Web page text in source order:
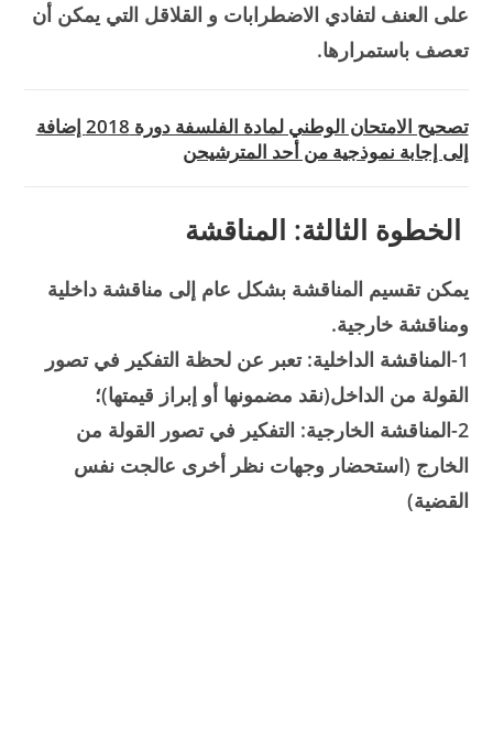
على العنف لتفادي الاضطرابات و القلاقل التي يمكن أن
تعصف باستمرارها.
تصحيح الامتحان الوطني لمادة الفلسفة دورة 2018 إضافة
إلى إجابة نموذجية من أحد المترشيحن
الخطوة الثالثة: المناقشة
يمكن تقسيم المناقشة بشكل عام إلى مناقشة داخلية
ومناقشة خارجية.
1-المناقشة الداخلية: تعبر عن لحظة التفكير في تصور
القولة من الداخل(نقد مضمونها أو إبراز قيمتها)؛
2-المناقشة الخارجية: التفكير في تصور القولة من
الخارج (استحضار وجهات نظر أخرى عالجت نفس
القضية)